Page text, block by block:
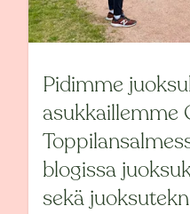
Pidimme
asukkaillemme
blogissa
sekä